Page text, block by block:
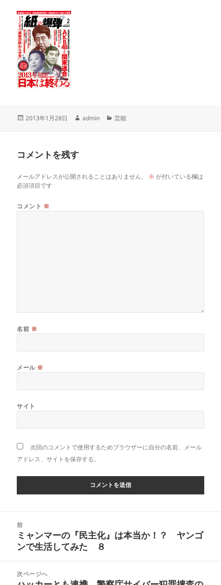
投
2013年1月28日
作
admin
カ
芸能
コメントを残す
メールアドレスが公開されることはありません。 ※ が付いている欄は
必須項目です
コメント ※
名前 ※
メール ※
サイト
次回のコメントで使用するためブラウザーに自分の名前、メール
アドレス、サイトを保存する。
前
前
の
稿:
ミャンマーの『民主化』は本当か！？ ヤンゴ
ンで生活してみた ８
次ページへ